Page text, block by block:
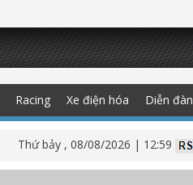
Racing Xe điện hóa Diễn đàn
Thứ bảy , 08/08/2026 | 12:59